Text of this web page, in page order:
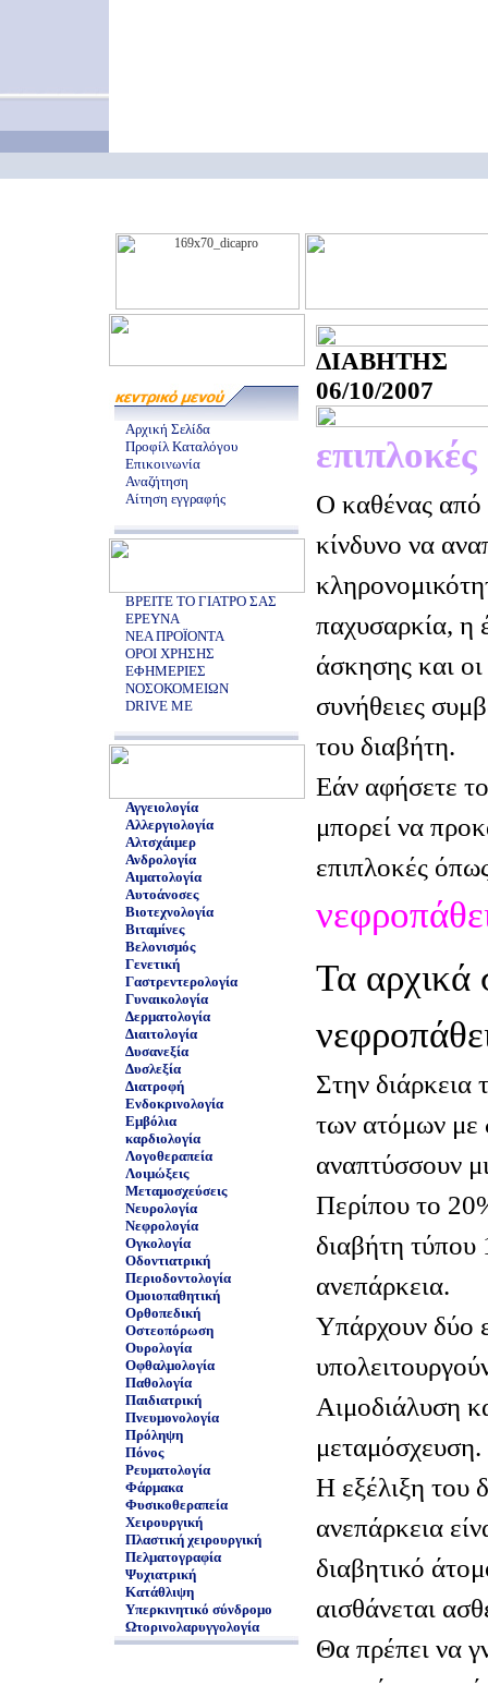
Αρχική Σελίδα
Προφίλ Καταλόγου
Επικοινωνία
Αναζήτηση
Αίτηση εγγραφής
ΒΡΕΙΤΕ ΤΟ ΓΙΑΤΡΟ ΣΑΣ
ΕΡΕΥΝΑ
ΝΕΑ ΠΡΟΪΟΝΤΑ
ΟΡΟΙ ΧΡΗΣΗΣ
ΕΦΗΜΕΡΙΕΣ
ΝΟΣΟΚΟΜΕΙΩΝ
DRIVE ME
Αγγειολογία
Αλλεργιολογία
Αλτσχάιμερ
Ανδρολογία
Αιματολογία
Αυτοάνοσες
Βιοτεχνολογία
Βιταμίνες
Βελονισμός
Γενετική
Γαστρεντερολογία
Γυναικολογία
Δερματολογία
Διαιτολογία
Δυσανεξία
Δυσλεξία
Διατροφή
Ενδοκρινολογία
Εμβόλια
καρδιολογία
Λογοθεραπεία
Λοιμώξεις
Μεταμοσχεύσεις
Νευρολογία
Νεφρολογία
Ογκολογία
Οδοντιατρική
Περιοδοντολογία
Ομοιοπαθητική
Ορθοπεδική
Οστεοπόρωση
Ουρολογία
Οφθαλμολογία
Παθολογία
Παιδιατρική
Πνευμονολογία
Πρόληψη
Πόνος
Ρευματολογία
Φάρμακα
Φυσικοθεραπεία
Χειρουργική
Πλαστική χειρουργική
Πελματογραφία
Ψυχιατρική
Κατάθλιψη
Υπερκινητικό σύνδρομο
Ωτορινολαρυγγολογία
06/10/2007
Ο καθένας από
κίνδυνο να
παχυσαρκία, η
άσκησης και
συνήθειες
του διαβήτη.
Εάν αφήσετε
μπορεί να
επιπλοκές
Τα αρχικά
Στην διάρκεια
των ατόμων με
αναπτύσσουν
Περίπου το
διαβήτη τύπου
ανεπάρκεια.
Υπάρχουν δύο
Αιμοδιάλυση
μεταμόσχευση.
Η εξέλιξη του
ανεπάρκεια
διαβητικό
αισθάνεται
Θα πρέπει να